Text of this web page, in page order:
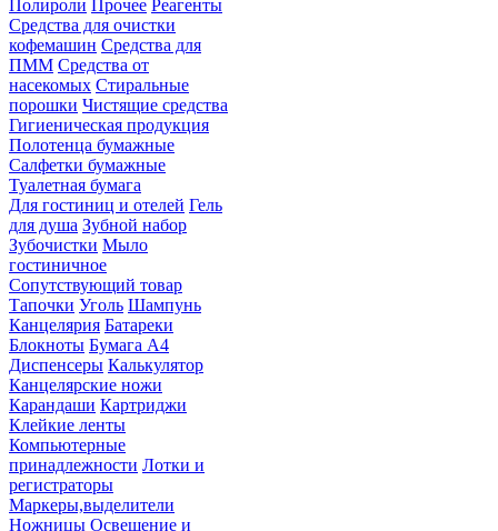
Полироли Прочее Реагенты
Средства для очистки
кофемашин Средства для
ПММ Средства от
насекомых Стиральные
порошки Чистящие средства
Гигиеническая продукция
Полотенца бумажные
Салфетки бумажные
Туалетная бумага
Для гостиниц и отелей Гель
для душа Зубной набор
Зубочистки Мыло
гостиничное
Сопутствующий товар
Тапочки Уголь Шампунь
Канцелярия Батареки
Блокноты Бумага А4
Диспенсеры Калькулятор
Канцелярские ножи
Карандаши Картриджи
Клейкие ленты
Компьютерные
принадлежности Лотки и
регистраторы
Маркеры,выделители
Ножницы Освещение и